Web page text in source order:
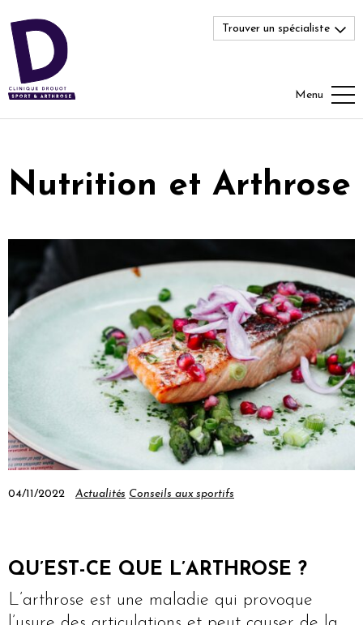
Trouver un spécialiste
Menu
Nutrition et Arthrose
04/11/2022 Actualités Conseils aux sportifs
QU’EST-CE QUE L’ARTHROSE ?
L’arthrose est une maladie qui provoque